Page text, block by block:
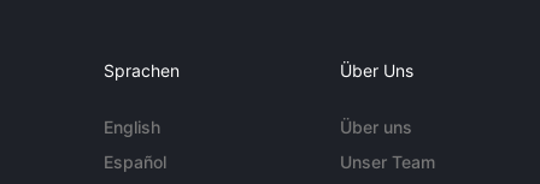
Sprachen
English
Español
Über Uns
Über uns
Unser Team